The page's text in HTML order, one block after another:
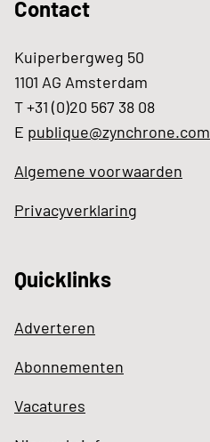
Contact
Kuiperbergweg 50
1101 AG Amsterdam
T +31 (0)20 567 38 08
E publique@zynchrone.com
Algemene voorwaarden
Privacyverklaring
Quicklinks
Adverteren
Abonnementen
Vacatures